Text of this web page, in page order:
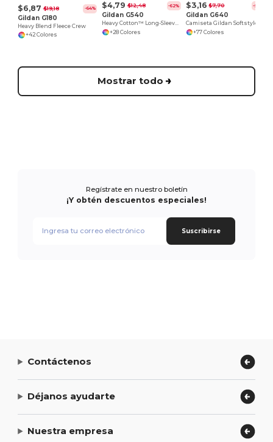
$6,87 $19,18 -64%
Gildan G180
Heavy Blend Fleece Crew
+42 Colores
$4,79 $12,48 -62%
Gildan G540
Heavy Cotton™ Long-Sleeve T-Shirt
+28 Colores
$3,16 $7,70 -59%
Gildan G640
+77 Colores
Mostrar todo
Regístrate en nuestro boletín
¡Y obtén descuentos especiales!
Suscribirse
Contáctenos
Déjanos ayudarte
Nuestra empresa